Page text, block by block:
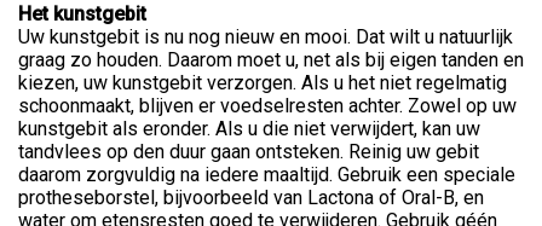
Het kunstgebit
Uw kunstgebit is nu nog nieuw en mooi. Dat wilt u natuurlijk
graag zo houden. Daarom moet u, net als bij eigen tanden en
kiezen, uw kunstgebit verzorgen. Als u het niet regelmatig
schoonmaakt, blijven er voedselresten achter. Zowel op uw
kunstgebit als eronder. Als u die niet verwijdert, kan uw
tandvlees op den duur gaan ontsteken. Reinig uw gebit
daarom zorgvuldig na iedere maaltijd. Gebruik een speciale
protheseborstel, bijvoorbeeld van Lactona of Oral-B, en
water om etensresten goed te verwijderen. Gebruik géén